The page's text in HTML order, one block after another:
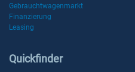
Gebrauchtwagenmarkt
Finanzierung
Leasing
Quickfinder